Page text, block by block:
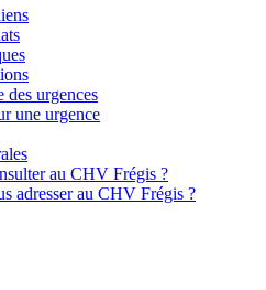
des urgences
une urgence
au CHV Frégis ?
adresser au CHV Frégis ?